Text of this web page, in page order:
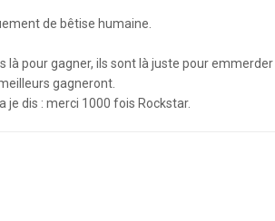
de bêtise humaine.
pour gagner, ils sont là juste pour emmerder
gagneront.
dis : merci 1000 fois Rockstar.